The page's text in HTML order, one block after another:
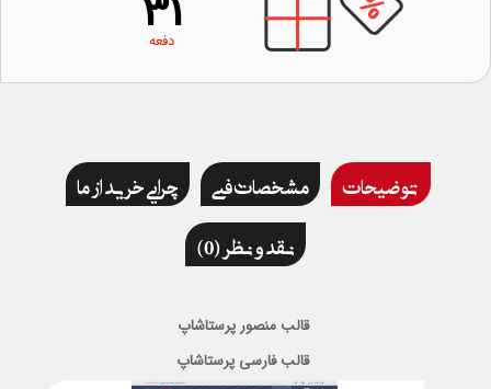
31
دفعه
توضیحات مشخصات فنی
چرایی خرید از ما
نقد و نظر (0)
قالب منصور پرستاشاپ
قالب فارسی پرستاشاپ